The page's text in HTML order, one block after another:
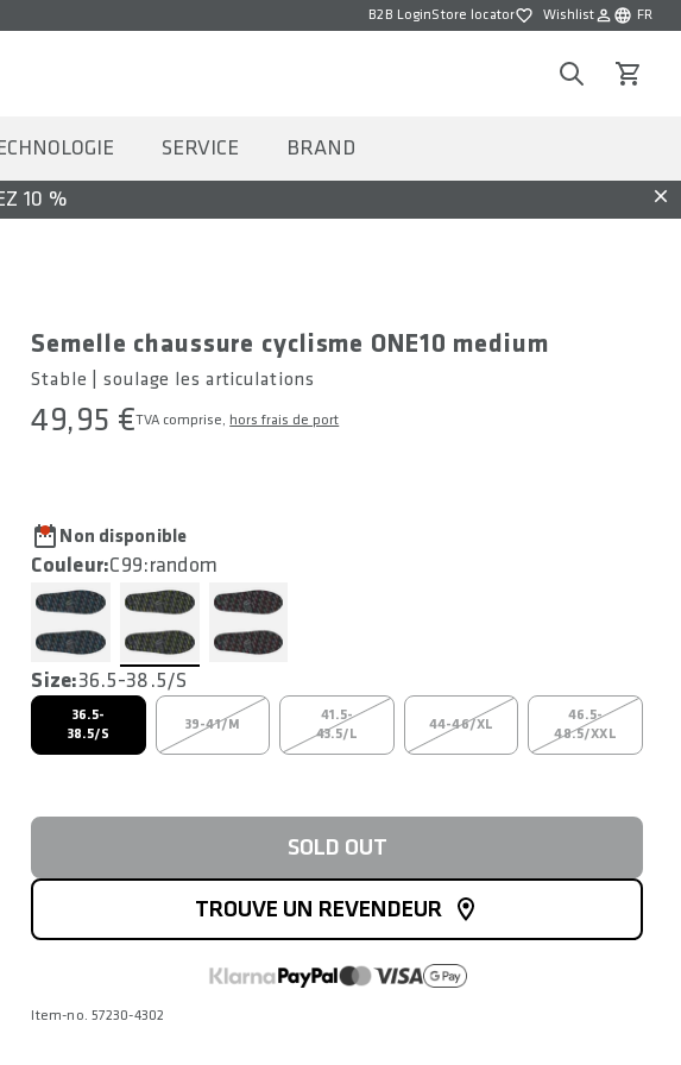
B2B LoginStore locatorWishlistWishlist FR
Choisir la
SearchVoir le
SERVICE BRAND
10 %
Semelle chaussure cyclisme ONE10 medium
Stable | soulage les articulations
49,95 €TVA comprise, hors frais de port
Non disponible
Couleur:C99:random
Size:36.5-38.5/S
36.5-
38.5/S
39-41/M
41.5-
43.5/L
44-46/XL
46.5-
48.5/XXL
SOLD OUT
TROUVE UN REVENDEUR
Item-no. 57230-4302